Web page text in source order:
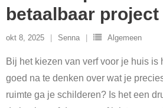
betaalbaar project
okt 8, 2025 Senna Algemeen
Bij het kiezen van verf voor je huis is
goed na te denken over wat je
ruimte ga je schilderen? Is het een